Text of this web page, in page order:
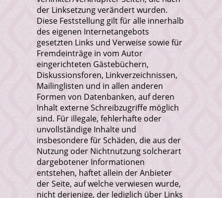
der Linksetzung verändert wurden.
Diese Feststellung gilt für alle innerhalb
des eigenen Internetangebots
gesetzten Links und Verweise sowie für
Fremdeinträge in vom Autor
eingerichteten Gästebüchern,
Diskussionsforen, Linkverzeichnissen,
Mailinglisten und in allen anderen
Formen von Datenbanken, auf deren
Inhalt externe Schreibzugriffe möglich
sind. Für illegale, fehlerhafte oder
unvollständige Inhalte und
insbesondere für Schäden, die aus der
Nutzung oder Nichtnutzung solcherart
dargebotener Informationen
entstehen, haftet allein der Anbieter
der Seite, auf welche verwiesen wurde,
nicht derjenige, der lediglich über Links